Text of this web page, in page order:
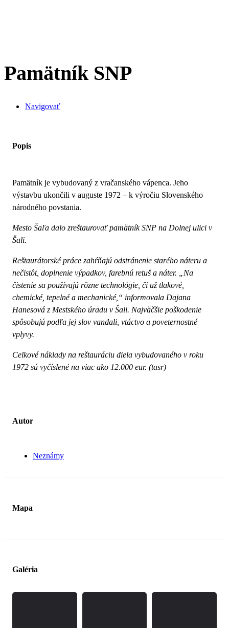
Pamätník SNP
Navigovať
Popis
Pamätník je vybudovaný z vračanského vápenca. Jeho
výstavbu ukončili v auguste 1972 – k výročiu Slovenského
národného povstania.
Mesto Šaľa dalo zreštaurovať pamätník SNP na Dolnej ulici v
Šali.
Reštaurátorské práce zahŕňajú odstránenie starého náteru a
nečistôt, doplnenie výpadkov, farebnú retuš a náter. „Na
čistenie sa používajú rôzne technológie, či už tlakové,
chemické, tepelné a mechanické,“ informovala Dajana
Hanesová z Mestského úradu v Šali. Najväčšie poškodenie
spôsobujú podľa jej slov vandali, vtáctvo a poveternostné
vplyvy.
Celkové náklady na reštauráciu diela vybudovaného v roku
1972 sú vyčíslené na viac ako 12.000 eur. (tasr)
Autor
Neznámy
Mapa
Galéria